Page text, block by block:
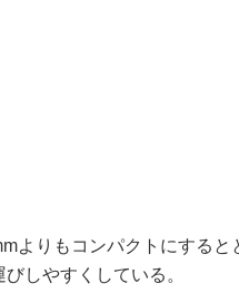
よりもコンパクトにすると
しやすくしている。